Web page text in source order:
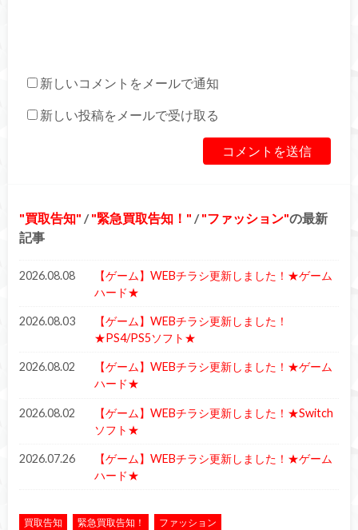
新しいコメントをメールで通知
新しい投稿をメールで受け取る
買取告知 / 緊急買取告知！ / ファッション の最新
記事
2026.08.08
【ゲーム】WEBチラシ更新しました！★ゲーム
ハード★
2026.08.03
【ゲーム】WEBチラシ更新しました！
★PS4/PS5ソフト★
2026.08.02
【ゲーム】WEBチラシ更新しました！★ゲーム
ハード★
2026.08.02
【ゲーム】WEBチラシ更新しました！★Switch
ソフト★
2026.07.26
【ゲーム】WEBチラシ更新しました！★ゲーム
ハード★
買取告知 緊急買取告知！ ファッション